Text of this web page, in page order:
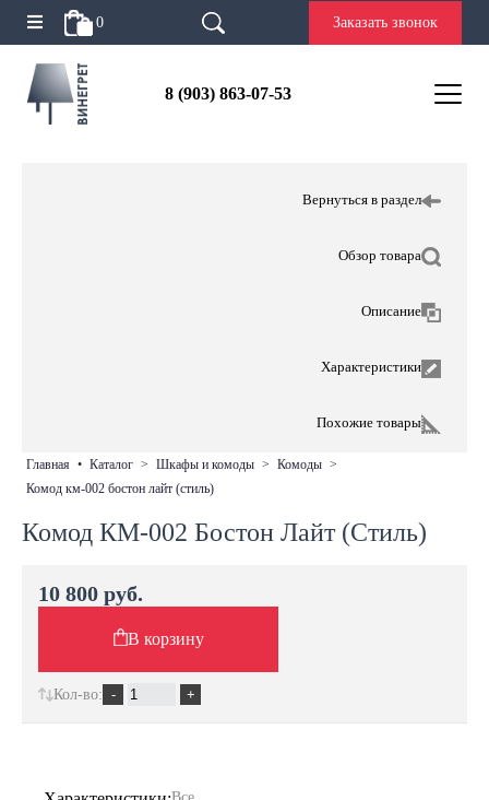
0 Заказать звонок
8 (903) 863-07-53
Вернуться в раздел
Обзор товара
Описание
Характеристики
Похожие товары
главная • каталог > шкафы и комоды > комоды >
комод км-002 бостон лайт (стиль)
Комод КМ-002 Бостон Лайт (Стиль)
10 800 руб.
В корзину
Кол-во: